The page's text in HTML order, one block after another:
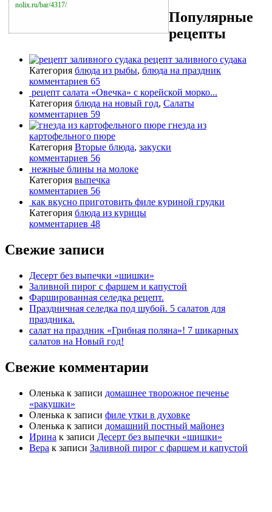
nolix.ru/bar/4317/
Популярные
рецепты
рецепт заливного судака
Категория блюда из рыбы, блюда на праздник
комментариев 65
рецепт салата «Овечка» с корейской морко...
Категория блюда на новый год, Салаты
комментариев 59
гнезда из
картофельного пюре
Категория Вторые блюда, закуски
комментариев 56
нежные блины на молоке
Категория выпечка
комментариев 56
как вкусно приготовить филе куриной грудки
Категория блюда из курицы
комментариев 48
Свежие записи
Десерт без выпечки «шишки»
Заливной пирог с фаршем и капустой
Фаршированная селедка рецепт.
Праздничная селедка под шубой. 5 салатов для
праздника.
салат на праздник «Грибная поляна»! 7 шикарных
салатов на Новый год!
Свежие комментарии
Оленька к записи домашнее творожное печенье
«ракушки»
Оленька к записи филе утки в духовке
Оленька к записи домашний постный майонез
Ирина к записи Десерт без выпечки «шишки»
Вера к записи Заливной пирог с фаршем и капустой